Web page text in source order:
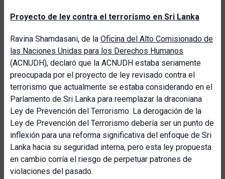
Proyecto de ley contra el terrorismo en Sri Lanka
Ravina Shamdasani, de la Oficina del Alto Comisionado de
las Naciones Unidas para los Derechos Humanos
(ACNUDH), declaró que la ACNUDH estaba seriamente
preocupada por el proyecto de ley revisado contra el
terrorismo que actualmente se estaba considerando en el
Parlamento de Sri Lanka para reemplazar la draconiana
Ley de Prevención del Terrorismo. La derogación de la
Ley de Prevención del Terrorismo debería ser un punto de
inflexión para una reforma significativa del enfoque de Sri
Lanka hacia su seguridad interna, pero esta ley propuesta
en cambio corría el riesgo de perpetuar patrones de
violaciones del pasado.